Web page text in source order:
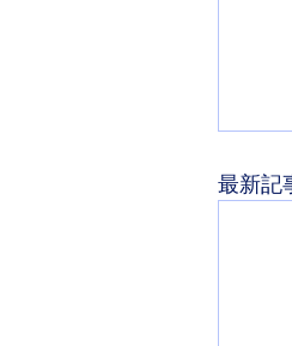
最新記